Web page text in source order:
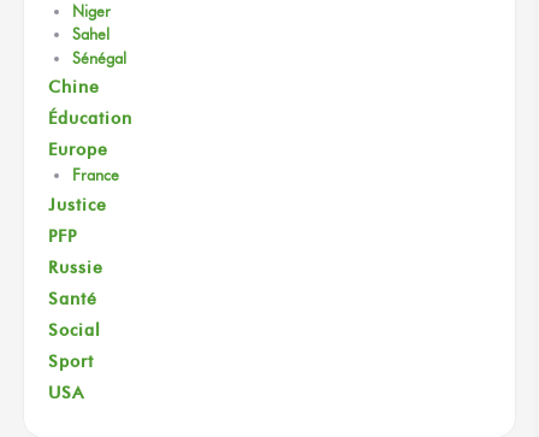
Niger
Sahel
Sénégal
Chine
Éducation
Europe
France
Justice
PFP
Russie
Santé
Social
Sport
USA